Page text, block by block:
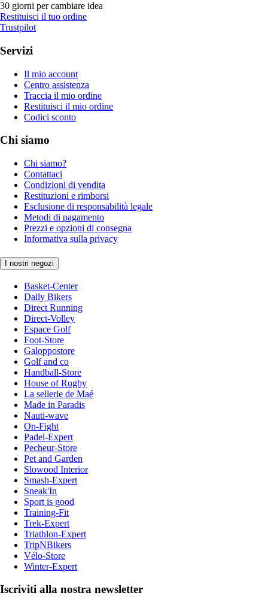
30 giorni per cambiare idea
Restituisci il tuo ordine
Trustpilot
Servizi
Il mio account
Centro assistenza
Traccia il mio ordine
Restituisci il mio ordine
Codici sconto
Chi siamo
Chi siamo?
Contattaci
Condizioni di vendita
Restituzioni e rimborsi
Esclusione di responsabilità legale
Metodi di pagamento
Prezzi e opzioni di consegna
Informativa sulla privacy
I nostri negozi
Basket-Center
Daily Bikers
Direct Running
Direct-Volley
Espace Golf
Foot-Store
Galoppostore
Golf and co
Handball-Store
House of Rugby
La sellerie de Maé
Made in Paradis
Nauti-wave
On-Fight
Padel-Expert
Pecheur-Store
Pet and Garden
Slowood Interior
Smash-Expert
Sneak'In
Sport is good
Training-Fit
Trek-Expert
Triathlon-Expert
TripNBikers
Vélo-Store
Winter-Expert
Iscriviti alla nostra newsletter